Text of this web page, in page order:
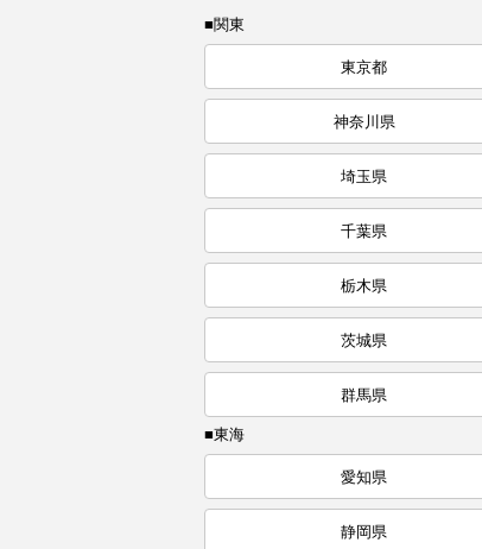
■関東
東京都
神奈川県
埼玉県
千葉県
栃木県
茨城県
群馬県
■東海
愛知県
静岡県